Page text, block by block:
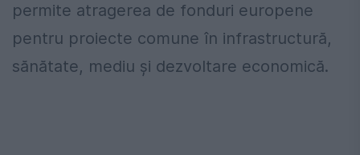
permite atragerea de fonduri europene
pentru proiecte comune în infrastructură,
sănătate, mediu și dezvoltare economică.